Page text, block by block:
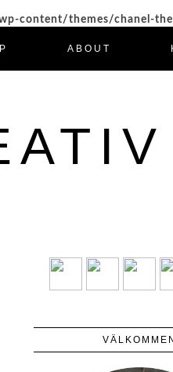
content/themes/chanel-
ABOUT
VÄLKOMMEN